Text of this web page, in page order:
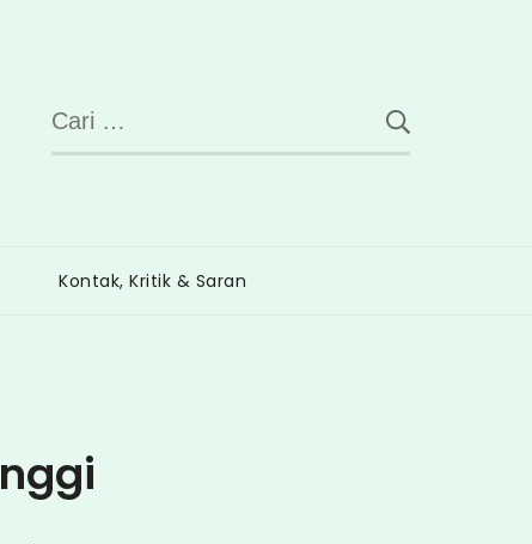
Cari
untuk:
Kontak, Kritik & Saran